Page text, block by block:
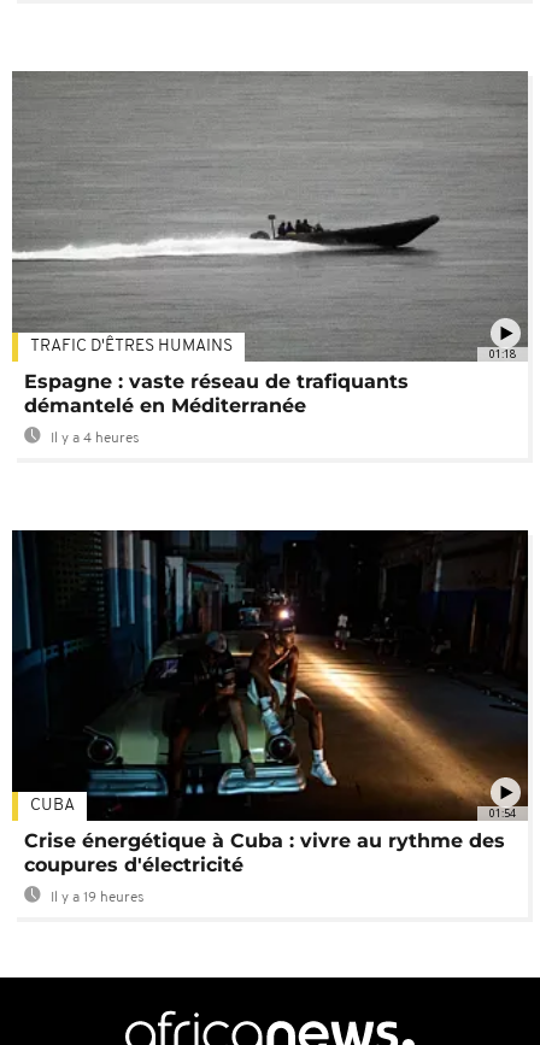
01:18
TRAFIC D'ÊTRES HUMAINS
Espagne : vaste réseau de trafiquants
démantelé en Méditerranée
Il y a 4 heures
01:54
CUBA
Crise énergétique à Cuba : vivre au rythme des
coupures d'électricité
Il y a 19 heures